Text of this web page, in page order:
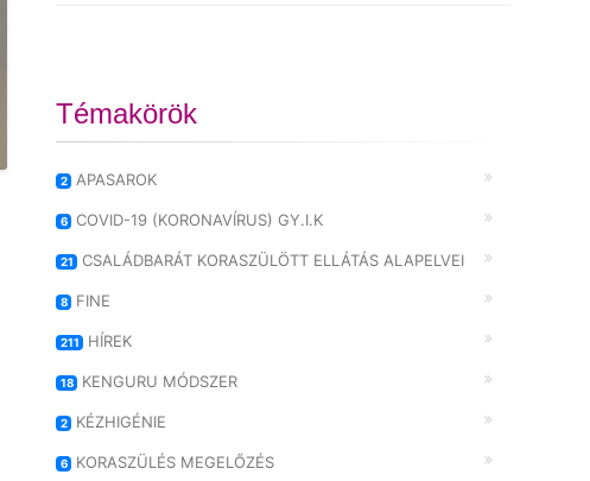
Témakörök
2 APASAROK
6 COVID-19 (KORONAVÍRUS) GY.I.K
21 CSALÁDBARÁT KORASZÜLÖTT ELLÁTÁS ALAPELVEI
8 FINE
211 HÍREK
18 KENGURU MÓDSZER
2 KÉZHIGÉNIE
6 KORASZÜLÉS MEGELŐZÉS